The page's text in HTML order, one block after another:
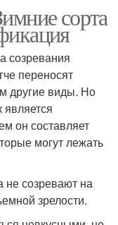
сорта
созревания
переносят
другие виды. Но
является
он составляет
могут лежать
не созревают на
зрелости.